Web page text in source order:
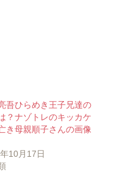
吾ひらめき王子兄達の
？ナゾトレのキッカケ
き母親順子さんの画像
10月17日